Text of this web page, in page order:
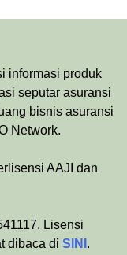
informasi produk
seputar asuransi
bisnis asuransi
Network.
AAJI dan
Lisensi
dibaca di SINI .